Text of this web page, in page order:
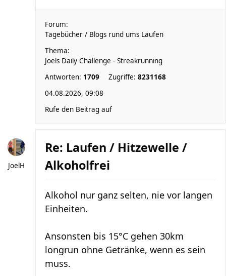
Forum:
Tagebücher / Blogs rund ums Laufen
Thema:
Joels Daily Challenge - Streakrunning
Antworten: 1709 Zugriffe: 8231168
04.08.2026, 09:08
Rufe den Beitrag auf
JoelH
Re: Laufen / Hitzewelle /
Alkoholfrei
Alkohol nur ganz selten, nie vor langen
Einheiten.
Ansonsten bis 15°C gehen 30km
longrun ohne Getränke, wenn es sein
muss.